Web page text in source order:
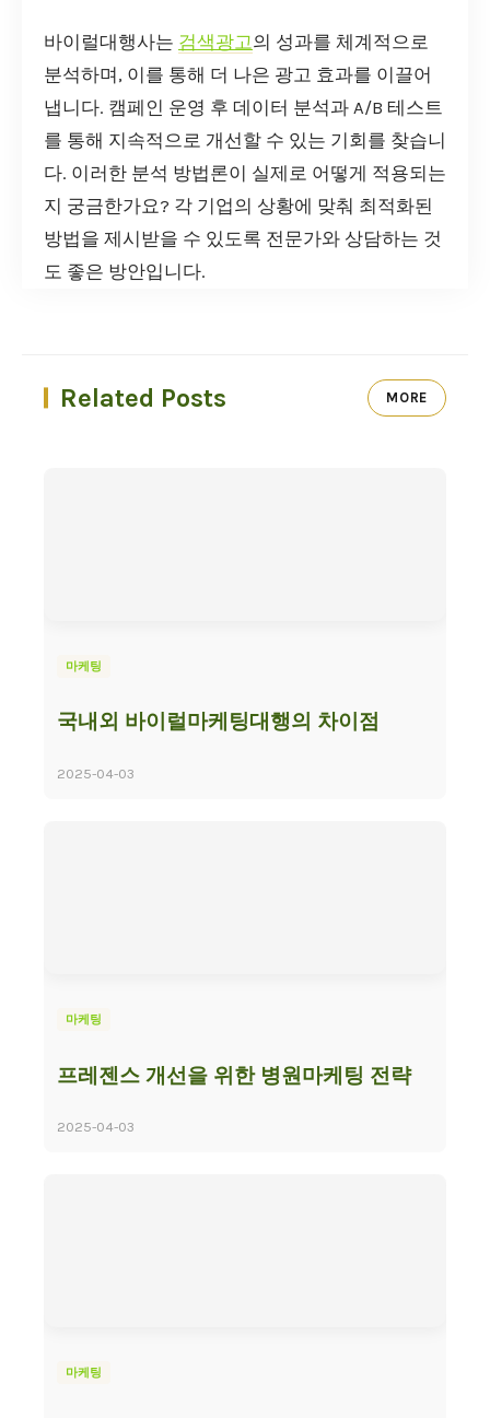
바이럴대행사는 검색광고의 성과를 체계적으로
분석하며, 이를 통해 더 나은 광고 효과를 이끌어
냅니다. 캠페인 운영 후 데이터 분석과 A/B 테스트
를 통해 지속적으로 개선할 수 있는 기회를 찾습니
다. 이러한 분석 방법론이 실제로 어떻게 적용되는
지 궁금한가요? 각 기업의 상황에 맞춰 최적화된
방법을 제시받을 수 있도록 전문가와 상담하는 것
도 좋은 방안입니다.
Related Posts MORE
마케팅
국내외 바이럴마케팅대행의 차이점
2025-04-03
마케팅
프레젠스 개선을 위한 병원마케팅 전략
2025-04-03
마케팅